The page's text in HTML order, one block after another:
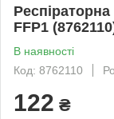
FFP1
В наявності
Код: 8762110
122 ₴